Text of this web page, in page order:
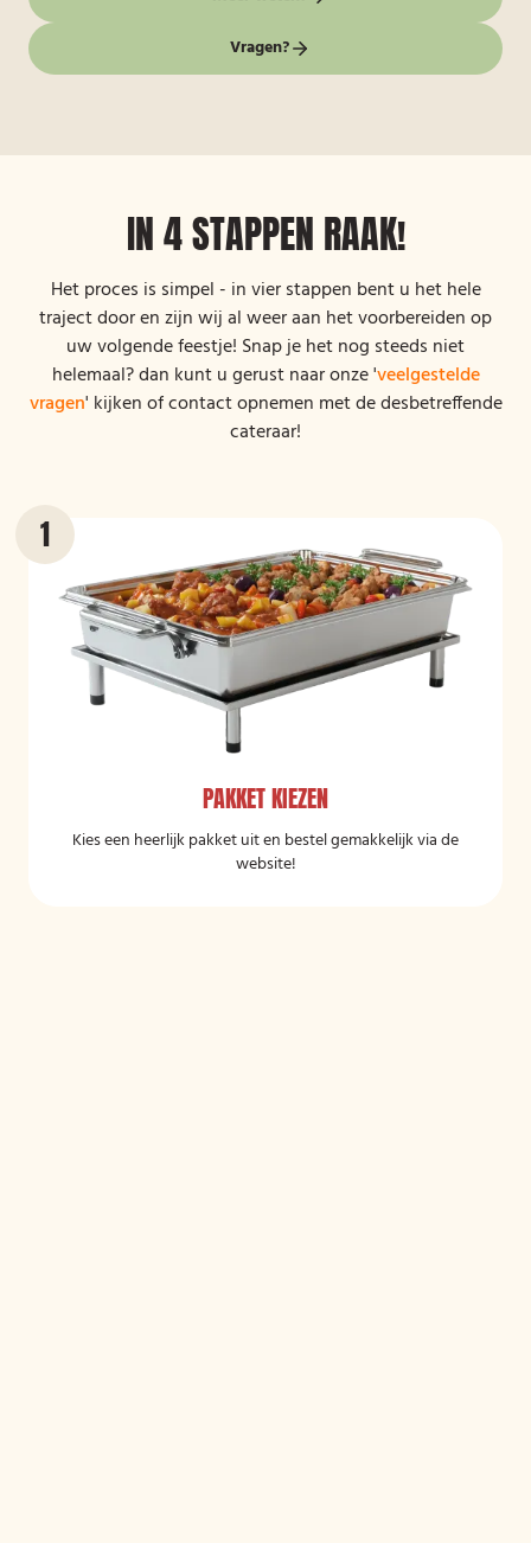
Vragen?
IN 4 STAPPEN RAAK!
Het proces is simpel - in vier stappen bent u het hele
traject door en zijn wij al weer aan het voorbereiden op
uw volgende feestje! Snap je het nog steeds niet
helemaal? dan kunt u gerust naar onze 'veelgestelde
vragen' kijken of contact opnemen met de desbetreffende
cateraar!
PAKKET KIEZEN
Kies een heerlijk pakket uit en bestel gemakkelijk via de
website!